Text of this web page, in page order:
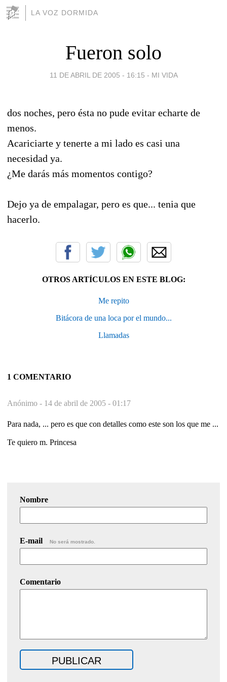
LA VOZ DORMIDA
Fueron solo
11 DE ABRIL DE 2005 - 16:15 - MI VIDA
dos noches, pero ésta no pude evitar echarte de
menos.
Acariciarte y tenerte a mi lado es casi una
necesidad ya.
¿Me darás más momentos contigo?
Dejo ya de empalagar, pero es que... tenia que
hacerlo.
OTROS ARTÍCULOS EN ESTE BLOG:
Me repito
Bitácora de una loca por el mundo...
Llamadas
1 COMENTARIO
Anónimo - 14 de abril de 2005 - 01:17
Para nada, ... pero es que con detalles como este son los que me ...
Te quiero m. Princesa
Nombre
E-mail No será mostrado.
Comentario